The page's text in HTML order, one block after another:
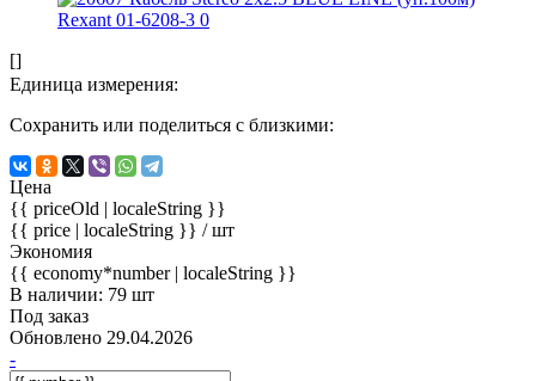
[]
Единица измерения:
Сохранить или поделиться с близкими:
Цена
{{ priceOld | localeString }}
{{ price | localeString }} / шт
Экономия
{{ economy*number | localeString }}
В наличии: 79 шт
Под заказ
Обновлено 29.04.2026
-